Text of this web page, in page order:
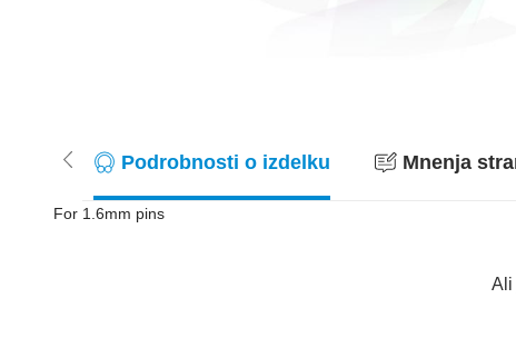
Podrobnosti o izdelku Mnenja
For 1.6mm pins
Ali